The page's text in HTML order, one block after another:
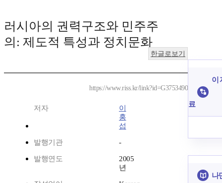
러시아의 권력구조와 민주주
의: 제도적 특성과 정치문화
한글로보기
https://www.riss.kr/link?id=G3753490
저자
이
홍
섭
발행기관 -
발행연도
2005
년
이
료
나